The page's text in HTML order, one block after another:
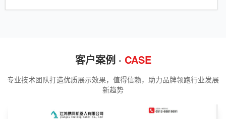
客户案例 · CASE
专业技术团队打造优质展示效果，值得信赖，助力品牌领跑行业发展
新趋势